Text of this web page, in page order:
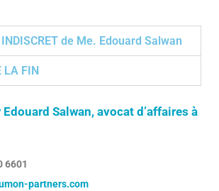
INDISCRET de Me. Edouard Salwan
LA FIN
Salwan, avocat d’affaires à
6601
partners.com